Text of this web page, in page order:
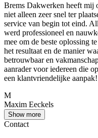
Brems Dakwerken heeft mij
niet alleen zeer snel ter
service van begin tot eind.
werd professioneel en
mee om de beste oplossing
het resultaat en de manier
betrouwbaar en
aanrader voor iedereen die
een klantvriendelijke aanpak!
M
Maxim Eeckels
Show more
Contact